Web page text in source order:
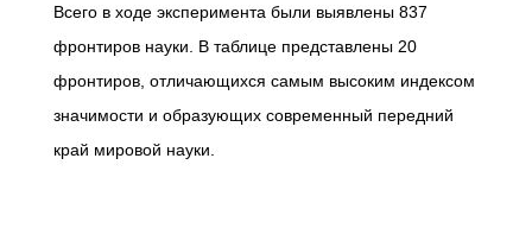
Всего в ходе эксперимента были выявлены 837
фронтиров науки. В таблице представлены 20
фронтиров, отличающихся самым высоким индексом
значимости и образующих современный передний
край мировой науки.